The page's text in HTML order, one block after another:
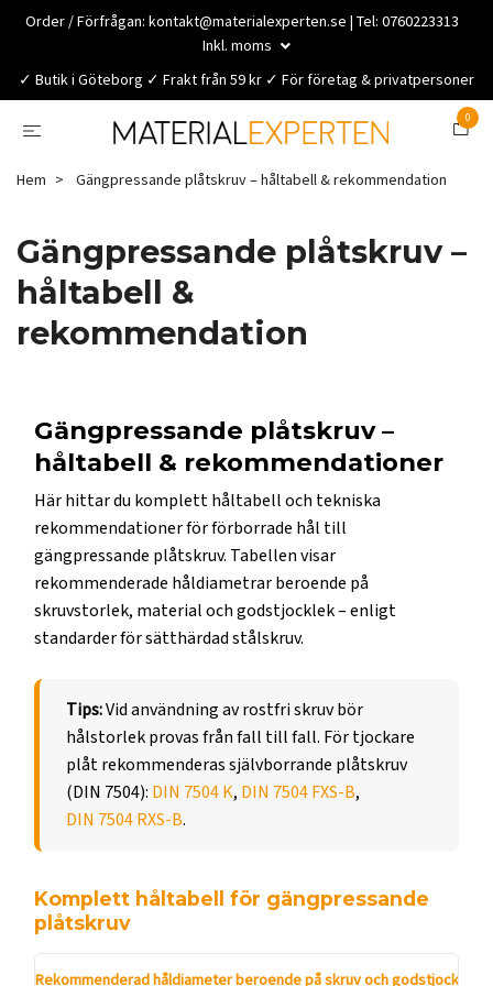
Order / Förfrågan: kontakt@materialexperten.se | Tel: 0760223313
Inkl. moms
✓ Butik i Göteborg ✓ Frakt från 59 kr ✓ För företag & privatpersoner
0
Hem Gängpressande plåtskruv – håltabell & rekommendation
Gängpressande plåtskruv –
håltabell &
rekommendation
Gängpressande plåtskruv –
håltabell & rekommendationer
Här hittar du komplett håltabell och tekniska
rekommendationer för förborrade hål till
gängpressande plåtskruv. Tabellen visar
rekommenderade håldiametrar beroende på
skruvstorlek, material och godstjocklek – enligt
standarder för sätt­härdad stålskruv.
Tips:Vid användning av rostfri skruv bör
hålstorlek provas från fall till fall. För tjockare
plåt rekommenderas självborrande plåtskruv
(DIN 7504): DIN 7504 K, DIN 7504 FXS-B,
DIN 7504 RXS-B.
Komplett håltabell för gängpressande
plåtskruv
Rekommenderad håldiameter beroende på skruv och godstjocklek